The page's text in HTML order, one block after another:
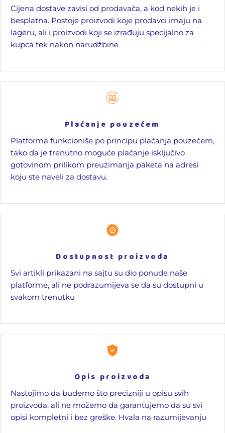
Cijena dostave zavisi od prodavača, a kod nekih je i
besplatna. Postoje proizvodi koje prodavci imaju na
lageru, ali i proizvodi koji se izrađuju specijalno za
kupca tek nakon narudžbine
Plaćanje pouzećem
Platforma funkcioniše po principu plaćanja pouzećem,
tako da je trenutno moguće plaćanje isključivo
gotovinom prilikom preuzimanja paketa na adresi
koju ste naveli za dostavu.
Dostupnost proizvoda
Svi artikli prikazani na sajtu su dio ponude naše
platforme, ali ne podrazumijeva se da su dostupni u
svakom trenutku
Opis proizvoda
Nastojimo da budemo što precizniji u opisu svih
proizvoda, ali ne možemo da garantujemo da su svi
opisi kompletni i bez greške. Hvala na razumijevanju